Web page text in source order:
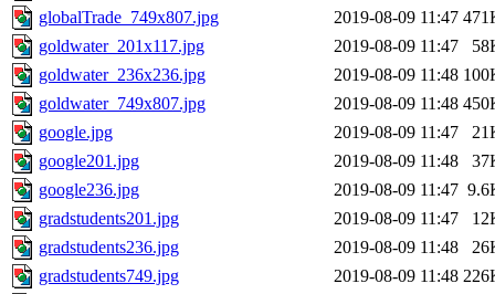
globalTrade_749x807.jpg
2019-08-09 11:47
goldwater_201x117.jpg
2019-08-09 11:47
goldwater_236x236.jpg
2019-08-09 11:48
goldwater_749x807.jpg
2019-08-09 11:48
google.jpg
2019-08-09 11:47
google201.jpg
2019-08-09 11:48
google236.jpg
2019-08-09 11:47
gradstudents201.jpg
2019-08-09 11:47
gradstudents236.jpg
2019-08-09 11:48
gradstudents749.jpg
2019-08-09 11:48